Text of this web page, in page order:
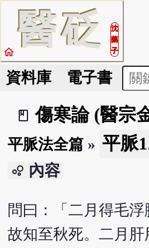
醫砭
沈
藥
子
home
資料庫 電子書
book_2
傷寒論 (醫宗
平脈法全篇» 平脈
bubble_chart 內容
問曰：「二月得毛
故知至秋死。二月